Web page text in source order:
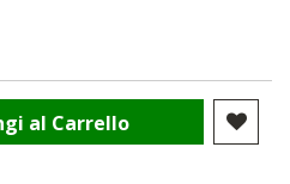
al Carrello